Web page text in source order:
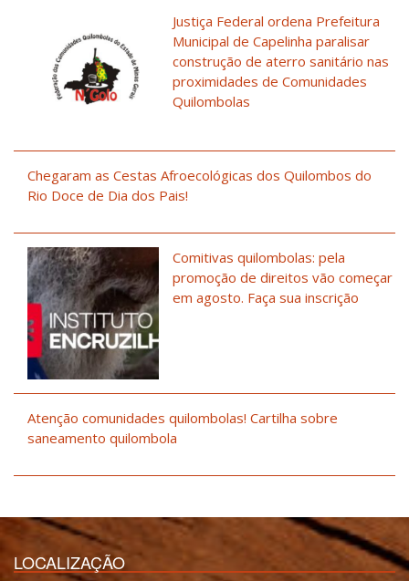
Justiça Federal ordena Prefeitura
Municipal de Capelinha paralisar
construção de aterro sanitário nas
proximidades de Comunidades
Quilombolas
Chegaram as Cestas Afroecológicas dos Quilombos do
Rio Doce de Dia dos Pais!
Comitivas quilombolas: pela
promoção de direitos vão começar
em agosto. Faça sua inscrição
Atenção comunidades quilombolas! Cartilha sobre
saneamento quilombola
LOCALIZAÇÃO